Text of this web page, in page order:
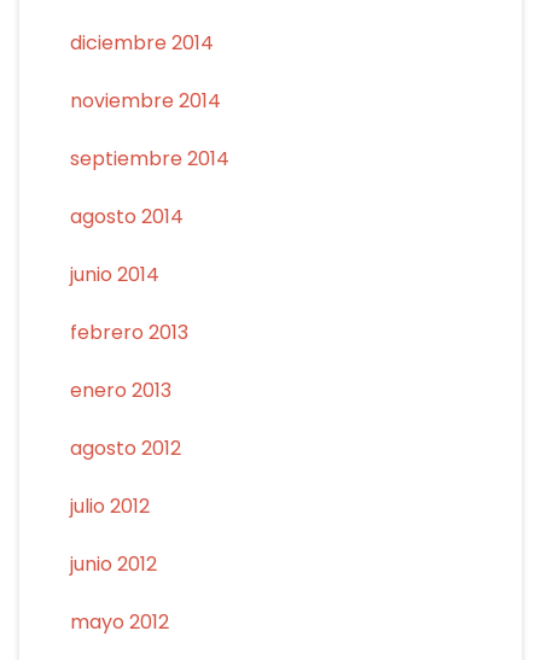
diciembre 2014
noviembre 2014
septiembre 2014
agosto 2014
junio 2014
febrero 2013
enero 2013
agosto 2012
julio 2012
junio 2012
mayo 2012